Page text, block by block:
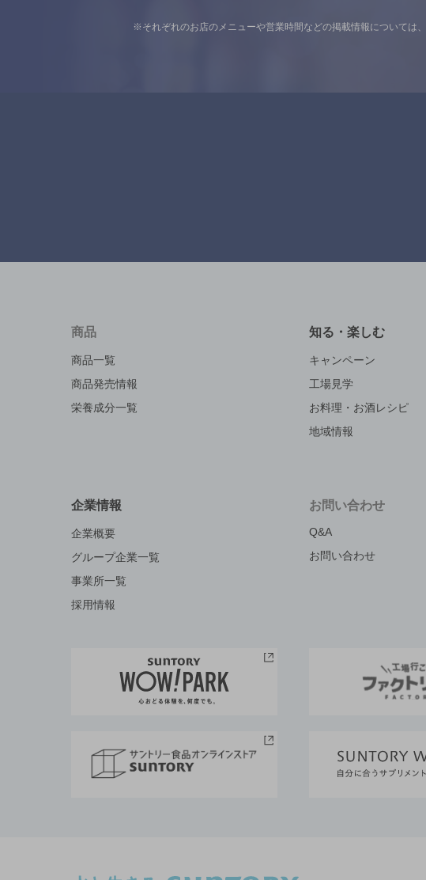
※それぞれのお店のメニューや営業時間などの掲載情報については、
商品
商品一覧
商品発売情報
栄養成分一覧
知る・楽しむ
キャンペーン
工場見学
お料理・お酒レシピ
地域情報
企業情報
企業概要
グループ企業一覧
事業所一覧
採用情報
お問い合わせ
Q&A
お問い合わせ